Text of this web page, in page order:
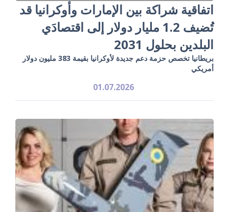
اتفاقية شراكة بين الإمارات وأوكرانيا قد
تُضيف 1.2 مليار دولار إلى اقتصادَي
البلدين بحلول 2031
بريطانيا تخصص حزمة دعم جديدة لأوكرانيا بقيمة 383 مليون دولار
أمريكي
01.07.2026